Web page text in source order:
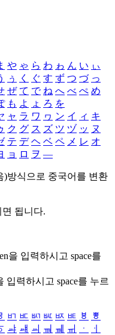
や ゃ ら わ ゎ ん い ぃ
ぅ く ぐ す ず つ づ っ
ぜ て で ね へ べ ぺ め
も よ ょ ろ を
ャ ラ ワ ヮ ン イ ィ キ
ク グ ス ズ ツ ヅ ッ ヌ
テ デ ヘ ベ ペ メ レ オ
ョ ロ ヲ ―
)방식으로 중국어를 변환
됩니다.
을 입력하시고 space를
입력하시고 space를 누르
ㅲ ㅳ ㅴ ㅵ ㅶ ㅷ ㅸ
ㅹ
ㆇ ㆈ ㆉ ㆊ ㆋ ㆌ ㆍ
ㆎ